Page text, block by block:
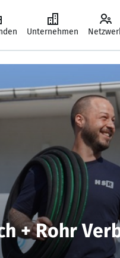
Unternehmen
+ Rohr